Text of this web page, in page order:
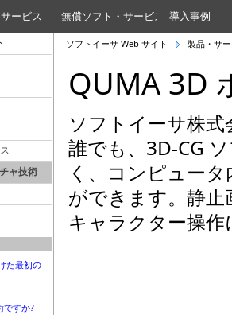
ービス 無償ソフト・サービス 導入事例
ャ技術
た最初の
ですか?
ソフトイーサ Web サイト 製品・サ
QUMA 3D
ソフトイーサ株
誰でも、3D-CG
く、コンピュー
ができます。静
キャラクター操